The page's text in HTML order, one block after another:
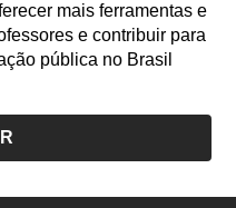
mais ferramentas e
e contribuir para
pública no Brasil